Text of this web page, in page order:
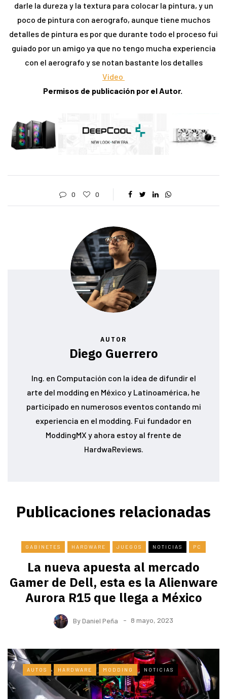
darle la dureza y la textura para colocar la pintura, y un
poco de pintura con aerografo, aunque tiene muchos
detalles de pintura es por que durante todo el proceso fui
guiado por un amigo ya que no tengo mucha experiencia
con el aerografo y se notan bastante los detalles
Video
Permisos de publicación por el Autor.
0 0
AUTOR
Diego Guerrero
Ing. en Computación con la idea de difundir el
arte del modding en México y Latinoamérica, he
participado en numerosos eventos contando mi
experiencia en el modding. Fui fundador en
ModdingMX y ahora estoy al frente de
HardwaReviews.
Publicaciones relacionadas
GABINETES HARDWARE JUEGOS NOTICIAS PC
La nueva apuesta al mercado
Gamer de Dell, esta es la Alienware
Aurora R15 que llega a México
ByDaniel Peña 8 mayo, 2023
AUTOS HARDWARE MODDING NOTICIAS